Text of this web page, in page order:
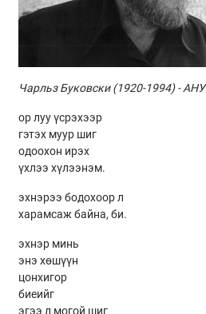
Чарльз Буковски (1920-1994) - АНУ
ор луу үсрэхээр
гэтэх муур шиг
одоохон ирэх
үхлээ хүлээнэм.
эхнэрээ бодохоор л
харамсаж байна, би.
эхнэр минь
энэ хөшүүн
цонхигор
биеийг
эгээ л могой шиг